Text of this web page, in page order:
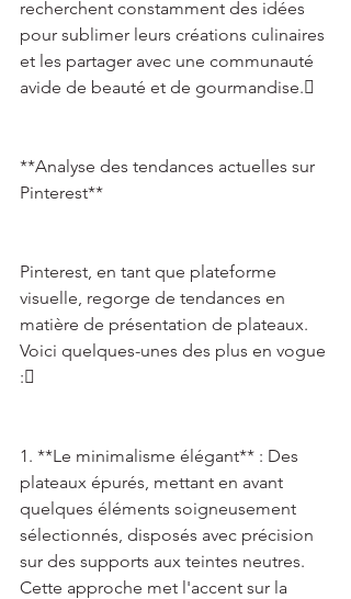
recherchent constamment des idées
pour sublimer leurs créations culinaires
et les partager avec une communauté
avide de beauté et de gourmandise.
**Analyse des tendances actuelles sur
Pinterest**
Pinterest, en tant que plateforme
visuelle, regorge de tendances en
matière de présentation de plateaux.
Voici quelques-unes des plus en vogue
:
1. **Le minimalisme élégant** : Des
plateaux épurés, mettant en avant
quelques éléments soigneusement
sélectionnés, disposés avec précision
sur des supports aux teintes neutres.
Cette approche met l'accent sur la